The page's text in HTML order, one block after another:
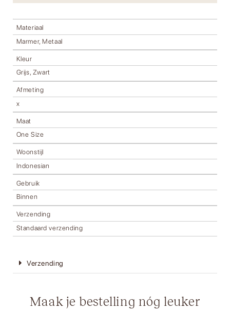
Materiaal
Marmer, Metaal
Kleur
Grijs, Zwart
Afmeting
x
Maat
One Size
Woonstijl
Indonesian
Gebruik
Binnen
Verzending
Standaard verzending
Verzending
Maak je bestelling nóg leuker